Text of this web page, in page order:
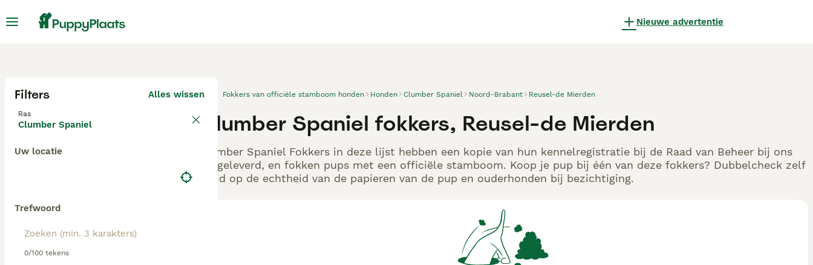
Nieuwe advertentie
Filters Alles wissen
Ras
Clumber Spaniel
Uw locatie
Trefwoord
0/100 tekens
Fokkers van officiële stamboom honden Honden Clumber Spaniel Noord-Brabant Reusel-de Mierden
Clumber Spaniel fokkers, Reusel-de Mierden
Clumber Spaniel Fokkers in deze lijst hebben een kopie van hun kennelregistratie bij de Raad van Beheer bij ons
aangeleverd, en fokken pups met een officiële stamboom. Koop je pup bij één van deze fokkers? Dubbelcheck zelf
altijd op de echtheid van de papieren van de pup en ouderhonden bij bezichtiging.